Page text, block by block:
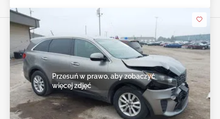
Przesuń w prawo, aby zobaczyć
więcej zdjęć